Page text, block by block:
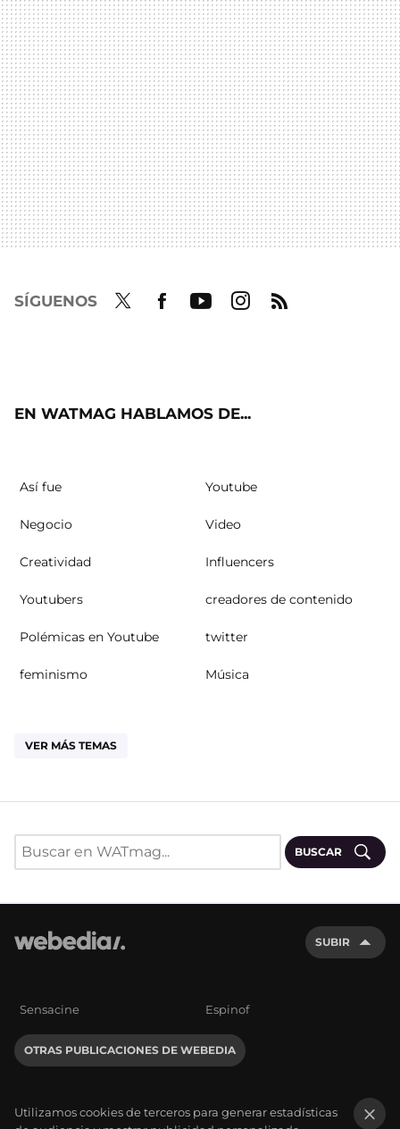
SÍGUENOS
EN WATMAG HABLAMOS DE...
Así fue Youtube
Negocio Video
Creatividad Influencers
Youtubers creadores de contenido
Polémicas en Youtube twitter
feminismo Música
VER MÁS TEMAS
BUSCAR
SUBIR
Sensacine Espinof
OTRAS PUBLICACIONES DE WEBEDIA
Utilizamos cookies de terceros para generar estadísticas